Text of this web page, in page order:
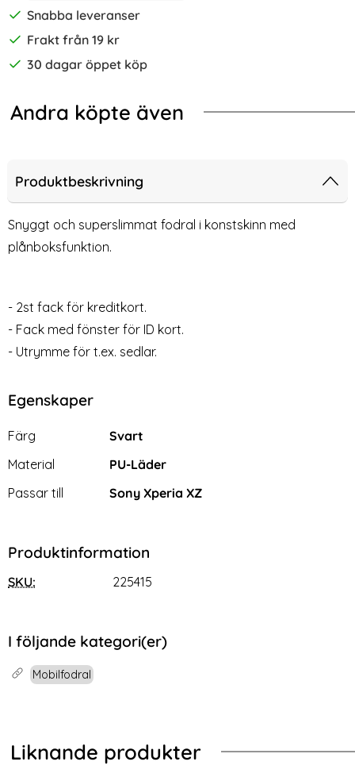
Snabba leveranser
Frakt från 19 kr
30 dagar öppet köp
Andra köpte även
- Välj Färg! (Svart)
Galaxy S10 - Plånboksfodral - Rosa (Rosa)
(Ljus Blå)
Art. nr 9509
Sony Xperia 10 II - Plånboksfodral
Produktbeskrivning
Snyggt och superslimmat fodral i konstskinn med
plånboksfunktion.
- 2st fack för kreditkort.
- Fack med fönster för ID kort.
- Utrymme för t.ex. sedlar.
Egenskaper
Egenskaper/attribut för denna produkt
Attribut
Färg
Svart
Material
PU-Läder
Passar till
Sony Xperia XZ
Produktinformation
SKU: 225415
I följande kategori(er)
Mobilfodral
Liknande produkter